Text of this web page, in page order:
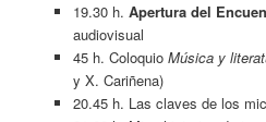
19.30 h. Apertura del
audiovisual
45 h. Coloquio Música y
y X. Cariñena)
20.45 h. Las claves de los